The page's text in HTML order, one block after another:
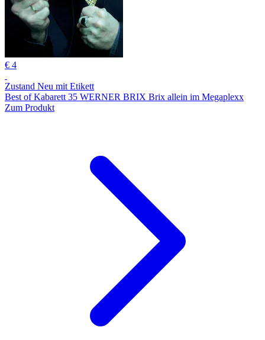
€ 4
Zustand Neu mit Etikett
Best of Kabarett 35 WERNER BRIX Brix allein im Megaplexx
Zum Produkt